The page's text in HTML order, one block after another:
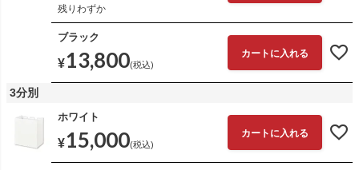
残りわずか
ブラック
¥13,800 税込
カートに入れる
3分別
ホワイト
¥15,000 税込
カートに入れる